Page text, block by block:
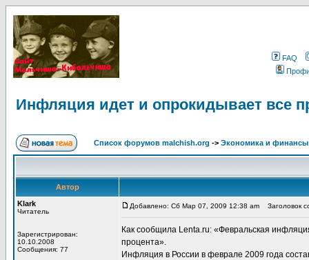
FAQ
Инфляция идет и опрокидывает все
Список форумов malchish.org -> Экономика и финансы
Автор
Klark
Читатель
Зарегистрирован:
10.10.2008
Сообщения: 77
Добавлено: Сб Мар 07, 2009 12:38 am Заголовок
Как сообщила Lenta.ru: «Февральская
процента».
Инфляция в России в феврале 2009 года